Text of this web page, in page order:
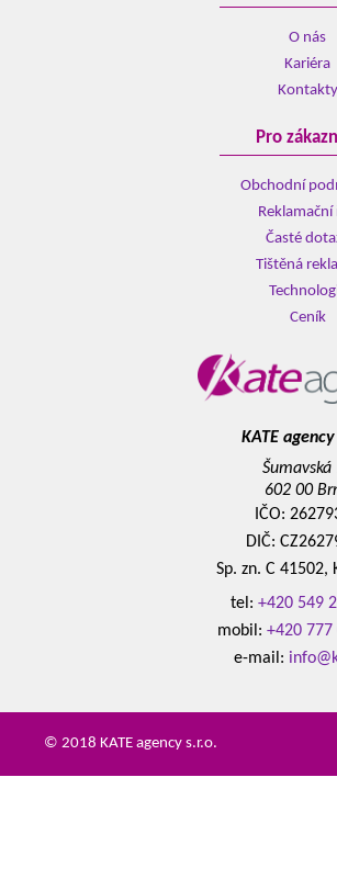
O nás
Kariéra
Kontakty
Pro
Obchodní
Reklamační
Časté
Tištěná
Ceník
KATE
Šumavská
602 00
IČO:
DIČ:
Sp. zn. C 41502,
tel: +420 549
mobil: +420 777
e-mail:
© 2018 KATE agency s.r.o.